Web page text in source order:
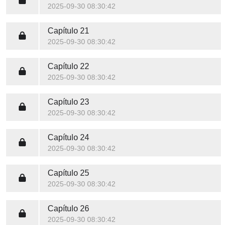
2025-09-30 08:30:42
Capítulo 21
2025-09-30 08:30:42
Capítulo 22
2025-09-30 08:30:42
Capítulo 23
2025-09-30 08:30:42
Capítulo 24
2025-09-30 08:30:42
Capítulo 25
2025-09-30 08:30:42
Capítulo 26
2025-09-30 08:30:42